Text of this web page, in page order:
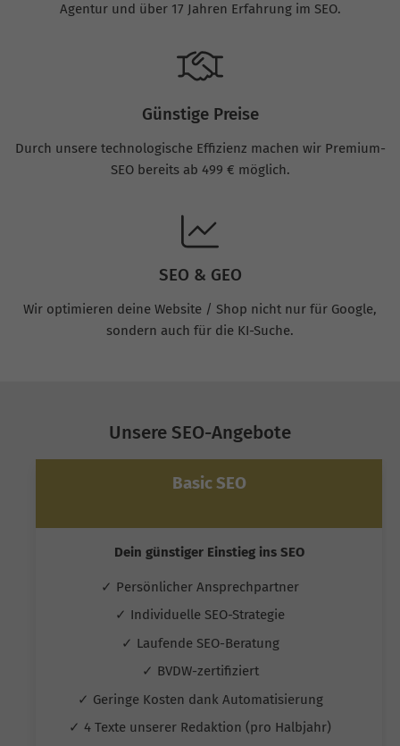
Agentur und über 17 Jahren Erfahrung im SEO.
Günstige Preise
Durch unsere technologische Effizienz machen wir Premium-
SEO bereits ab 499 € möglich.
SEO & GEO
Wir optimieren deine Website / Shop nicht nur für Google,
sondern auch für die KI-Suche.
Unsere SEO-Angebote
Basic SEO
Dein günstiger Einstieg ins SEO
✓ Persönlicher Ansprechpartner
✓ Individuelle SEO-Strategie
✓ Laufende SEO-Beratung
✓ BVDW-zertifiziert
✓ Geringe Kosten dank Automatisierung
✓ 4 Texte unserer Redaktion (pro Halbjahr)